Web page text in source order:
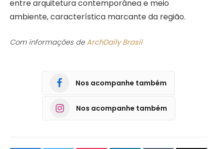
entre arquitetura contemporânea e meio
ambiente, característica marcante da região.
Com informações deArchDaily Brasil
Nos acompanhe também
Nos acompanhe também